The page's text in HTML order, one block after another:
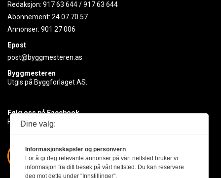
Redaksjon: 917 63 644/917 63 644
Abonnement: 24 07 70 57
Annonser: 901 27 006
Epost
post@byggmesteren.as
Byggmesteren
Utgis på Byggforlaget AS.
Følg oss på Facebook
Få med deg det siste innen byggebransjen
Dine valg:
Informasjonskapsler og personvern
For å gi deg relevante annonser på vårt nettsted bruker vi
informasjon fra ditt besøk på vårt nettsted. Du kan reservere
deg mot dette under "Innstillinger".